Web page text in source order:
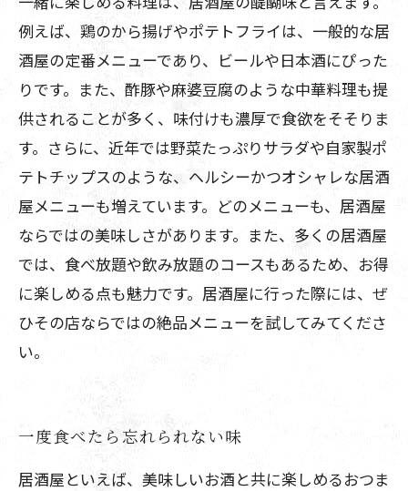
例えば、鶏のから揚げやポテトフライは、一般的な居
酒屋の定番メニューであり、ビールや日本酒にぴった
りです。また、酢豚や麻婆豆腐のような中華料理も提
供されることが多く、味付けも濃厚で食欲をそそりま
す。さらに、近年では野菜たっぷりサラダや自家製ポ
テトチップスのような、ヘルシーかつオシャレな居酒
屋メニューも増えています。どのメニューも、居酒屋
ならではの美味しさがあります。また、多くの居酒屋
では、食べ放題や飲み放題のコースもあるため、お得
に楽しめる点も魅力です。居酒屋に行った際には、ぜ
ひその店ならではの絶品メニューを試してみてくださ
い。
一度食べたら忘れられない味
居酒屋といえば、美味しいお酒と共に楽しめるおつま